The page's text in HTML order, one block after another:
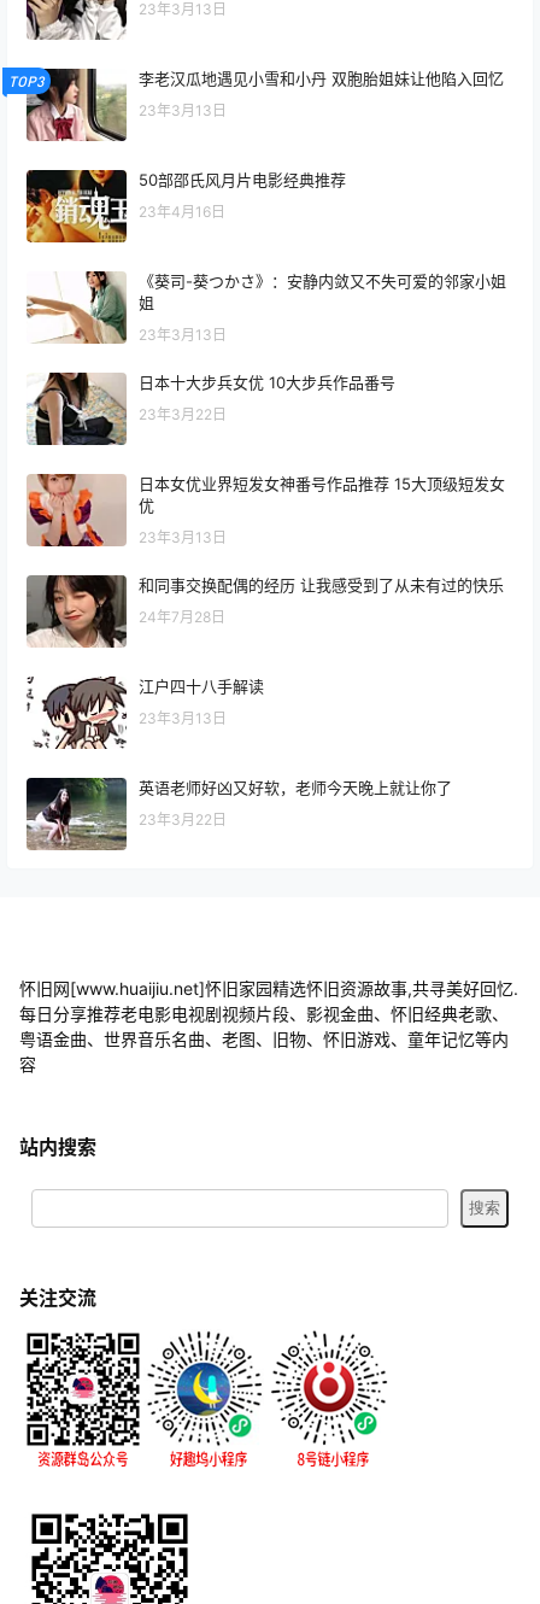
23年3月13日
TOP3 李老汉瓜地遇见小雪和小丹 双胞胎姐妹让他陷入回忆
23年3月13日
50部邵氏风月片电影经典推荐
23年4月16日
《葵司-葵つかさ》：安静内敛又不失可爱的邻家小姐
姐
23年3月13日
日本十大步兵女优 10大步兵作品番号
23年3月22日
日本女优业界短发女神番号作品推荐 15大顶级短发女
优
23年3月13日
和同事交换配偶的经历 让我感受到了从未有过的快乐
24年7月28日
江户四十八手解读
23年3月13日
英语老师好凶又好软，老师今天晚上就让你了
23年3月22日
怀旧网[www.huaijiu.net]怀旧家园精选怀旧资源故事,共寻美好回忆.
每日分享推荐老电影电视剧视频片段、影视金曲、怀旧经典老歌、
粤语金曲、世界音乐名曲、老图、旧物、怀旧游戏、童年记忆等内
容
站内搜索
关注交流